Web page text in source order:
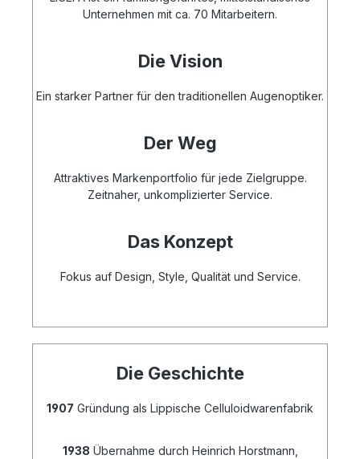
Unternehmen mit ca. 70 Mitarbeitern.
Die Vision
Ein starker Partner für den traditionellen Augenoptiker.
Der Weg
Attraktives Markenportfolio für jede Zielgruppe.
Zeitnaher, unkomplizierter Service.
Das Konzept
Fokus auf Design, Style, Qualität und Service.
Die Geschichte
1907 Gründung als Lippische Celluloidwarenfabrik
1938 Übernahme durch Heinrich Horstmann,